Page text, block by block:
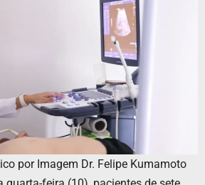
por Imagem Dr. Felipe Kumamoto